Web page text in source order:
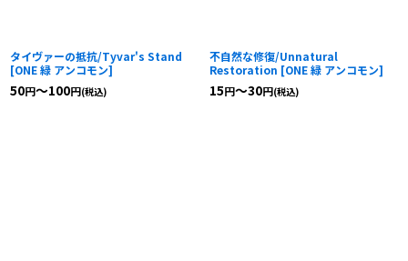
タイヴァーの抵抗/Tyvar's Stand
[ONE 緑 アンコモン]
50円～100円(税込)
不自然な修復/Unnatural
Restoration [ONE 緑 アンコモン]
15円～30円(税込)